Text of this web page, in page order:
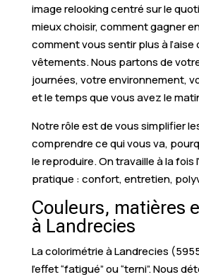
image relooking centré sur le
mieux choisir, comment gagner
comment vous sentir plus à l’aise
vêtements. Nous partons de
journées, votre environnement,
et le temps que vous avez le
Notre rôle est de vous simplifier
comprendre ce qui vous va,
le reproduire. On travaille à la fois
pratique : confort, entretien,
Couleurs, matières
à Landrecies
La colorimétrie à Landrecies
l’effet “fatigué” ou “terni”. Nous